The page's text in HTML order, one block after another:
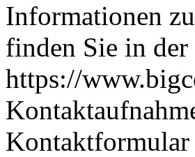
Informationen
finden Sie in
https://
Kontaktformular